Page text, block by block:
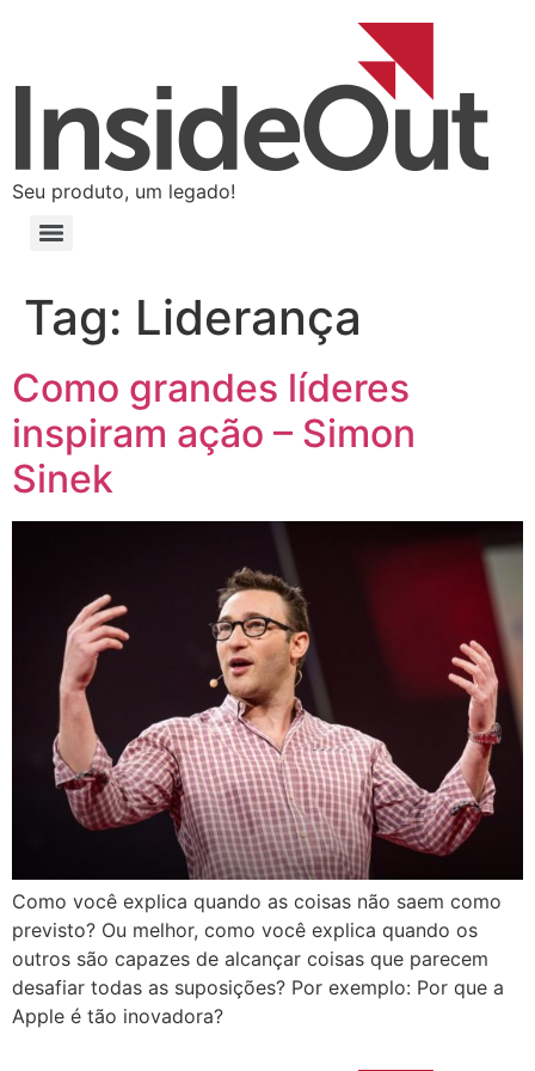
Seu produto, um legado!
Tag: Liderança
Como grandes líderes
inspiram ação – Simon
Sinek
Como você explica quando as coisas não saem como
previsto? Ou melhor, como você explica quando os
outros são capazes de alcançar coisas que parecem
desafiar todas as suposições? Por exemplo: Por que a
Apple é tão inovadora?